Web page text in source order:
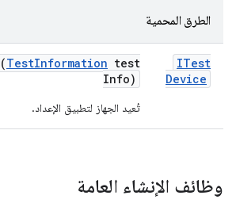
الطرق المحمية
ITest
Device
(TestInformation test
Info)
تُعيد الجهاز لتطبيق الإعداد.
وظائف الإنشاء العامة